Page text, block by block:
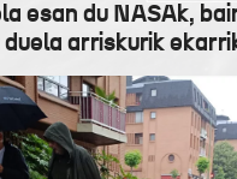
esan du NASAk,
arriskurik